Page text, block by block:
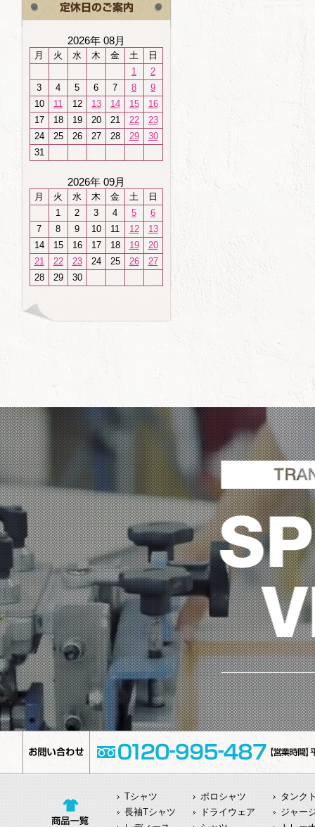
2026年 08月
月 火 水 木 金 土
日
1
2
3
4 5 6 7 8
9
10
11 12 13 14 15
16
17
18 19 20 21 22
23
24
25 26 27 28 29
30
31
2026年 09月
月 火 水 木 金 土
日
1
2 3 4 5
6
7
8 9 10 11 12
13
14
15 16 17 18 19
20
21
22 23 24 25 26
27
28
29 30
Tシャツ ポロシャツ
タンク
長袖Tシャツ
ドライウェア
ジャー